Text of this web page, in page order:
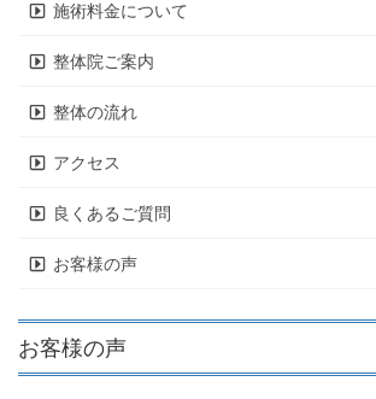
施術料金について
整体院ご案内
整体の流れ
アクセス
良くあるご質問
お客様の声
お客様の声